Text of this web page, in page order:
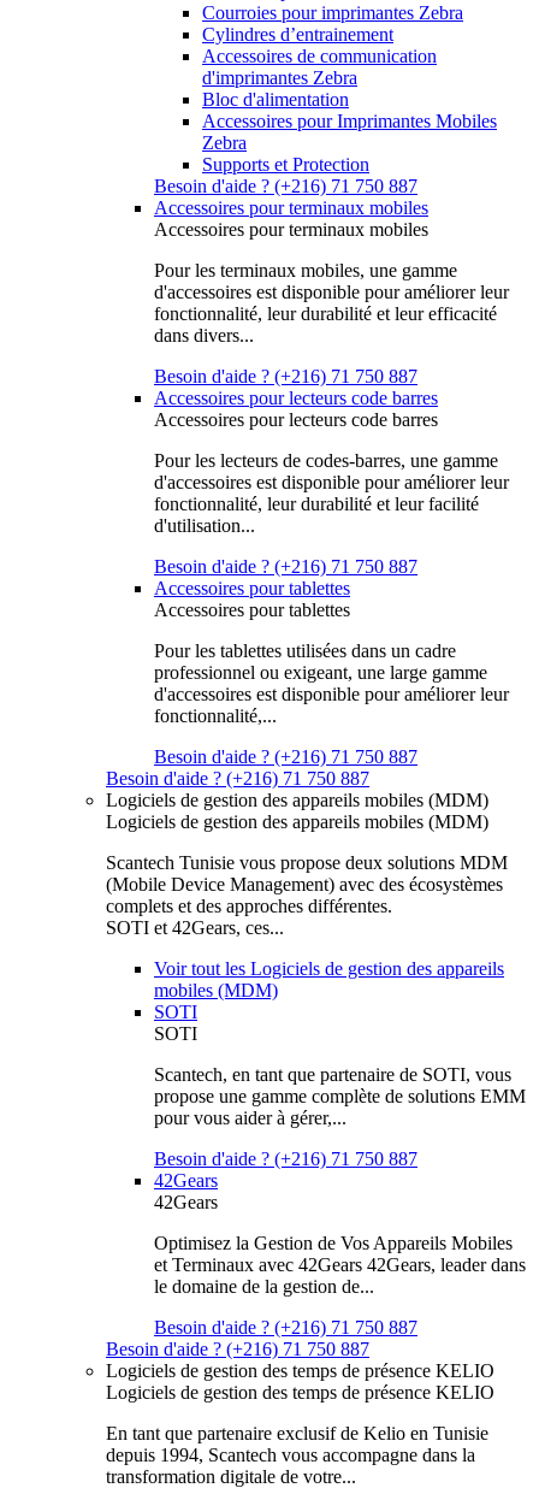
Courroies pour imprimantes Zebra
Cylindres d’entrainement
Accessoires de communication
d'imprimantes Zebra
Bloc d'alimentation
Accessoires pour Imprimantes Mobiles
Zebra
Supports et Protection
Besoin d'aide ? (+216) 71 750 887
Accessoires pour terminaux mobiles
Accessoires pour terminaux mobiles
Pour les terminaux mobiles, une gamme
d'accessoires est disponible pour améliorer leur
fonctionnalité, leur durabilité et leur efficacité
dans divers...
Besoin d'aide ? (+216) 71 750 887
Accessoires pour lecteurs code barres
Accessoires pour lecteurs code barres
Pour les lecteurs de codes-barres, une gamme
d'accessoires est disponible pour améliorer leur
fonctionnalité, leur durabilité et leur facilité
d'utilisation...
Besoin d'aide ? (+216) 71 750 887
Accessoires pour tablettes
Accessoires pour tablettes
Pour les tablettes utilisées dans un cadre
professionnel ou exigeant, une large gamme
d'accessoires est disponible pour améliorer leur
fonctionnalité,...
Besoin d'aide ? (+216) 71 750 887
Besoin d'aide ? (+216) 71 750 887
Logiciels de gestion des appareils mobiles (MDM)
Logiciels de gestion des appareils mobiles (MDM)
Scantech Tunisie vous propose deux solutions MDM
(Mobile Device Management) avec des écosystèmes
complets et des approches différentes.
SOTI et 42Gears, ces...
Voir tout les Logiciels de gestion des appareils
mobiles (MDM)
SOTI
SOTI
Scantech, en tant que partenaire de SOTI, vous
propose une gamme complète de solutions EMM
pour vous aider à gérer,...
Besoin d'aide ? (+216) 71 750 887
42Gears
42Gears
Optimisez la Gestion de Vos Appareils Mobiles
et Terminaux avec 42Gears 42Gears, leader dans
le domaine de la gestion de...
Besoin d'aide ? (+216) 71 750 887
Besoin d'aide ? (+216) 71 750 887
Logiciels de gestion des temps de présence KELIO
Logiciels de gestion des temps de présence KELIO
En tant que partenaire exclusif de Kelio en Tunisie
depuis 1994, Scantech vous accompagne dans la
transformation digitale de votre...